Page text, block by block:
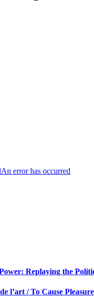
An error has occurred
Replaying the
l’art / To Cause